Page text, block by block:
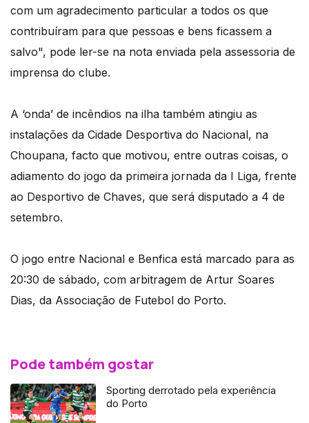
com um agradecimento particular a todos os que
contribuíram para que pessoas e bens ficassem a
salvo", pode ler-se na nota enviada pela assessoria de
imprensa do clube.
A ‘onda’ de incêndios na ilha também atingiu as
instalações da Cidade Desportiva do Nacional, na
Choupana, facto que motivou, entre outras coisas, o
adiamento do jogo da primeira jornada da I Liga, frente
ao Desportivo de Chaves, que será disputado a 4 de
setembro.
O jogo entre Nacional e Benfica está marcado para as
20:30 de sábado, com arbitragem de Artur Soares
Dias, da Associação de Futebol do Porto.
Pode também gostar
Sporting derrotado pela experiência
do Porto